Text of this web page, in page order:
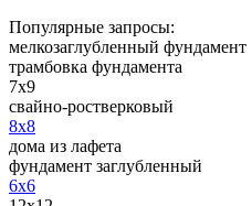
Популярные запросы:
мелкозаглубленный фундамент
трамбовка фундамента
7x9
свайно-ростверковый
8x8
дома из лафета
фундамент заглубленный
6x6